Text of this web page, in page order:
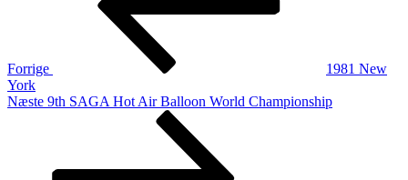
Forrige
1981 New
York
Næste
Næste 9th SAGA Hot Air Balloon World Championship